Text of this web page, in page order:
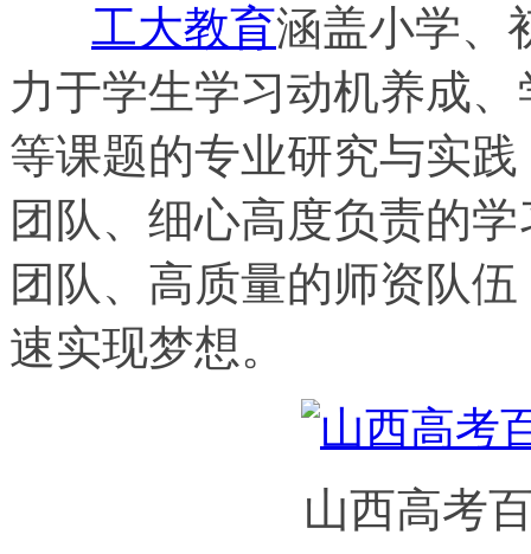
工大教育涵盖小学、
力于学生学习动机养成
等课题的专业研究与实
团队、细心高度负责的
团队、高质量的师资队
速实现梦想。
山西高考